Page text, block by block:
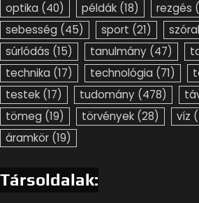
optika (40) példák (18) rezgés
sebesség (45) sport (21)
súrlódás (15) tanulmány (47)
technika (17) technológia (71)
testek (17) tudomány (478)
tömeg (19) törvények (28) víz
áramkör (19)
Társoldalak: